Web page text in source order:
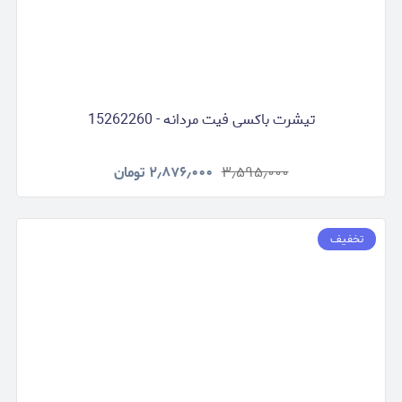
تیشرت باکسی فیت مردانه - 15262260
۳٫۵۹۵٫۰۰۰ ۲٫۸۷۶٫۰۰۰ تومان
تخفیف